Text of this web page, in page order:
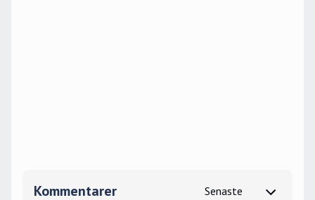
Kommentarer